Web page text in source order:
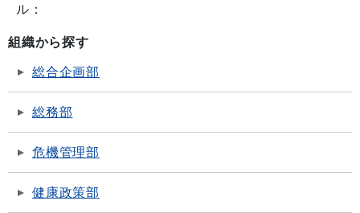
ル：
組織から探す
総合企画部
総務部
危機管理部
健康政策部